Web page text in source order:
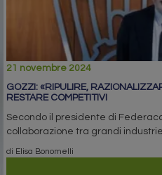
21 novembre 2024
GOZZI: «RIPULIRE,
RESTARE COMPETITIVI
Secondo il presidente di
collaborazione tra grandi
di Elisa Bonomelli